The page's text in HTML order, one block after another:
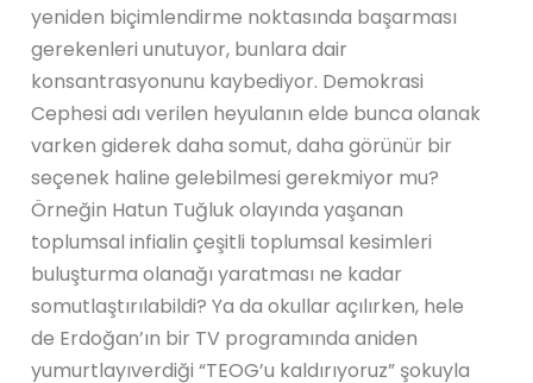
yeniden biçimlendirme noktasında başarması
gerekenleri unutuyor, bunlara dair
konsantrasyonunu kaybediyor. Demokrasi
Cephesi adı verilen heyulanın elde bunca olanak
varken giderek daha somut, daha görünür bir
seçenek haline gelebilmesi gerekmiyor mu?
Örneğin Hatun Tuğluk olayında yaşanan
toplumsal infialin çeşitli toplumsal kesimleri
buluşturma olanağı yaratması ne kadar
somutlaştırılabildi? Ya da okullar açılırken, hele
de Erdoğan’ın bir TV programında aniden
yumurtlayıverdiği “TEOG’u kaldırıyoruz” şokuyla